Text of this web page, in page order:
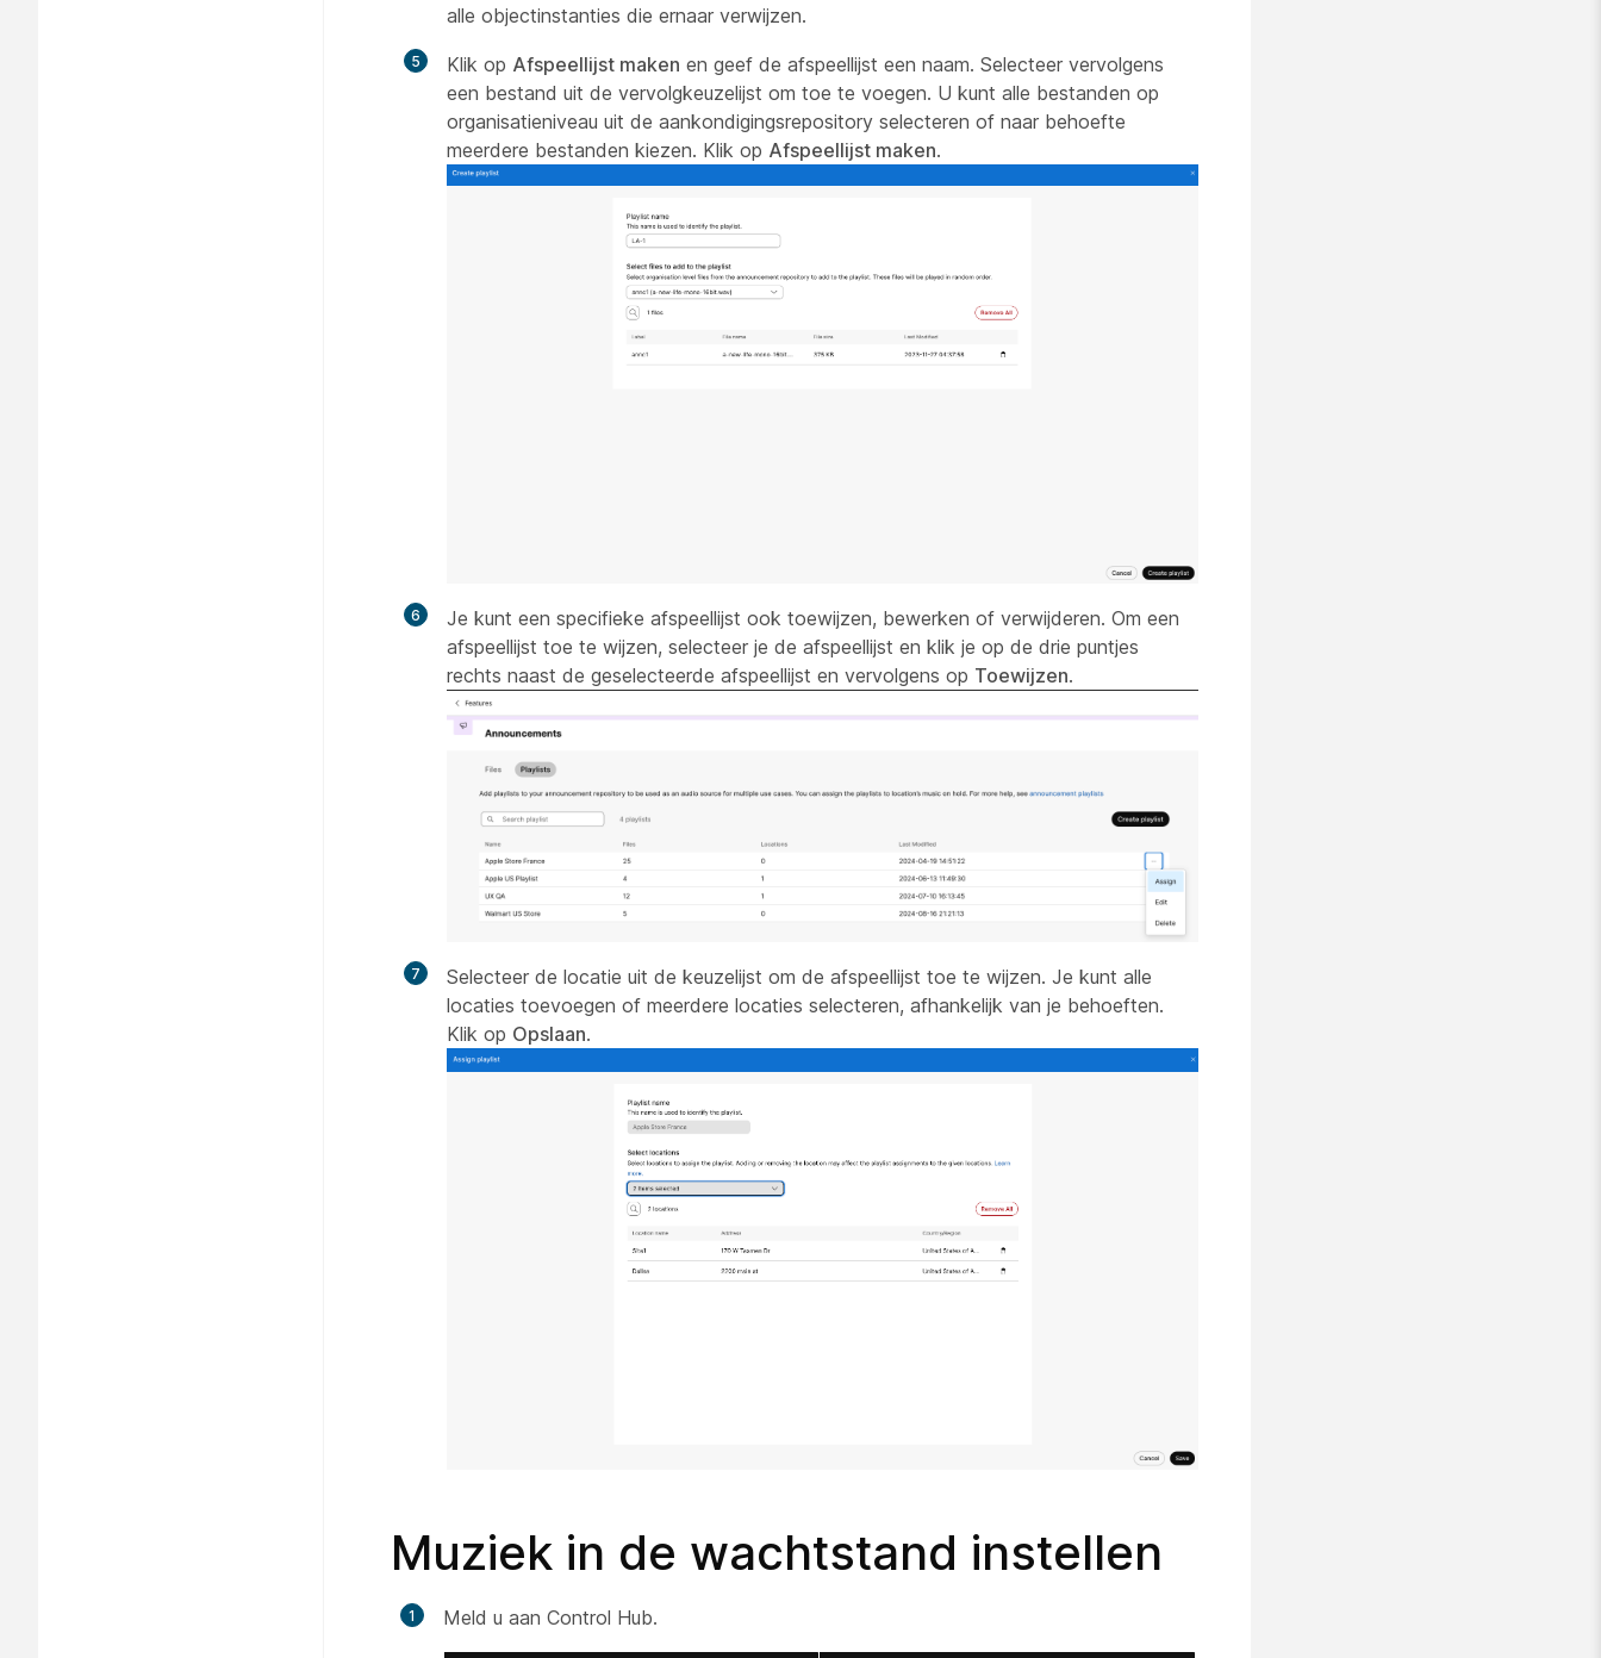
alle objectinstanties die ernaar verwijzen.
5 Klik op Afspeellijst maken en geef de afspeellijst een naam. Selecteer vervolgens
een bestand uit de vervolgkeuzelijst om toe te voegen. U kunt alle bestanden op
organisatieniveau uit de aankondigingsrepository selecteren of naar behoefte
meerdere bestanden kiezen. Klik op Afspeellijst maken.
6
Je kunt een specifieke afspeellijst ook toewijzen, bewerken of verwijderen. Om een
afspeellijst toe te wijzen, selecteer je de afspeellijst en klik je op de drie puntjes
rechts naast de geselecteerde afspeellijst en vervolgens op Toewijzen.
7
Selecteer de locatie uit de keuzelijst om de afspeellijst toe te wijzen. Je kunt alle
locaties toevoegen of meerdere locaties selecteren, afhankelijk van je behoeften.
Klik op Opslaan.
Muziek in de wachtstand instellen
Meld u aan Control Hub.